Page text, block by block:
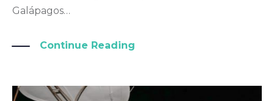
Galápagos…
Continue Reading